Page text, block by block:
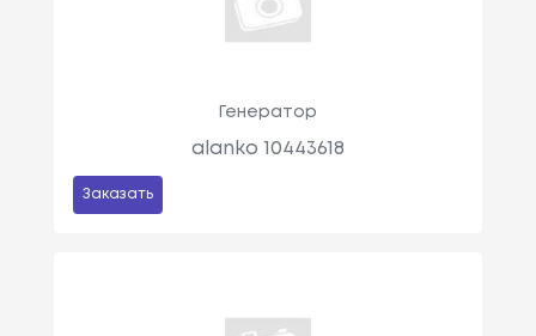
Генератор
alanko 10443618
Заказать